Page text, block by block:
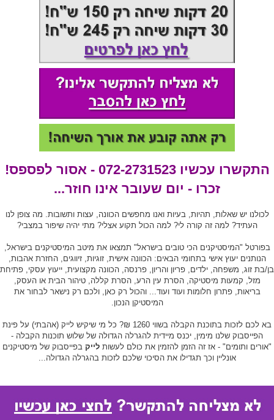
התקשרו עכשיו 072-2731523 - אסור לפספס!
זכרו - יום שעובר אינו חוזר...
לכולנו יש שאלות, תהיות, בעיות ואנו מחפשים הכוונה, עצות ותשובות. מה צופן לנו
העתיד? למה זה קורה לי? למה הכול תקוע אצלי? מתי יהיה שיפור במצבי?
בפורטל "המיסטיקנים הכי טובים בישראל" תמצאו את מיטב המיסטיקנים בישראל,
הנותנים יעוץ אישי בתחומי הבאים: הכוונה אישית, זוגיות, זיווגים, החזרת אהבות,
בן/בת זוג, משפחה, ילדים, פריון והריון, פרנסה, הכוונה מקצועית, ייעוץ עסקי, פתיחת
מזל, קמעות מיסטיקה, הסרת עין הרע, הסרת קללה, טיהור הבית או העסק,
בריאות, פתרון חלומות ועוד ועוד... והכול רק כאן, ולכם רק נישאר לבחור את
המיסטיקן הנכון.
בא לכם לזכות בתוכנת הקבלה בשווי 1260 ₪? כל מי שיקיש לייק (אהבתי) על פינת
הפייסבוק שלנו מימין, יכנס מיידית להגרלה הגדולה של שלוש תוכנות הקבלה -
"אורים ותומים" - אז זה הזמן להזמין את כולם לעשות לייק בפייסבוק של מיסטיקנים
אונליין וכך תגדילו את הסיכוי שלכם לזכות בהגרלה הגדולה...